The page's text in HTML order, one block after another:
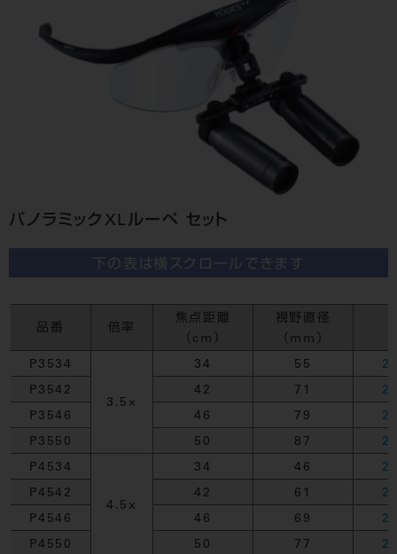
パノラミックXLルーペ セット
下の表は横スクロールできます
品番 倍率
焦点距離
（cm）
視野直径
（mm）
P3534
3.5×
34 55
P3542 42 71
P3546 46 79
P3550 50 87
P4534
4.5x
34 46
P4542 42 61
P4546 46 69
P4550 50 77